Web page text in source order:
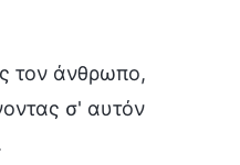
τον άνθρωπο,
σ' αυτόν